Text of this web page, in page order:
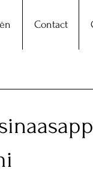
Contact